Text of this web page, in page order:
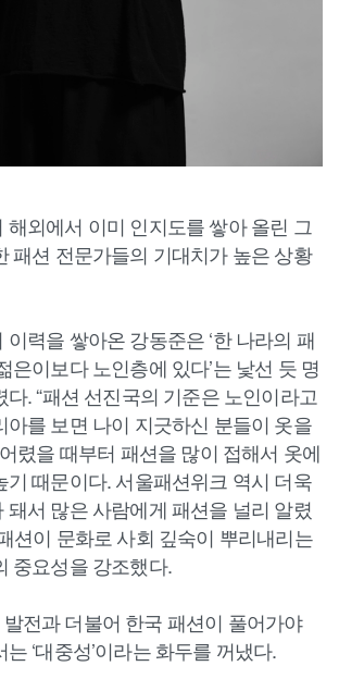
해외에서 이미 인지도를 쌓아 올린 그
패션 전문가들의 기대치가 높은 상황
력을 쌓아온 강동준은 ‘한 나라의 패
은이보다 노인층에 있다’는 낯선 듯 명
. “패션 선진국의 기준은 노인이라고
아를 보면 나이 지긋하신 분들이 옷을
렸을 때부터 패션을 많이 접해서 옷에
기 때문이다. 서울패션위크 역시 더욱
돼서 많은 사람에게 패션을 널리 알렸
션이 문화로 사회 깊숙이 뿌리내리는
중요성을 강조했다.
전과 더불어 한국 패션이 풀어가야
‘대중성’이라는 화두를 꺼냈다.